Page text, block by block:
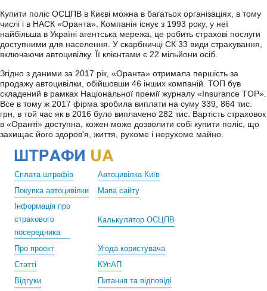
Купити поліс ОСЦПВ в Києві можна в багатьох організаціях, в тому
числі і в НАСК «Оранта». Компанія існує з 1993 року, у неї
найбільша в Україні агентська мережа, це робить страхові послуги
доступними для населення. У скарбничці СК 33 види страхування,
включаючи автоцивілку. Її клієнтами є 22 мільйони осіб.
Згідно з даними за 2017 рік, «Оранта» отримала першість за
продажу автоцивілки, обійшовши 46 інших компаній. ТОП був
складений в рамках Національної премії журналу «Insurance TOP».
Все в тому ж 2017 фірма зробила виплати на суму 339, 864 тис.
грн, в той час як в 2016 було виплачено 282 тис. Вартість страховок
в «Оранті» доступна, кожен може дозволити собі купити поліс, що
захищає його здоров'я, життя, рухоме і нерухоме майно.
Про проект
Статті
Угода користувача
КУпАП
Відгуки
Питання та відповіді
Сплата штрафів
Автоцивілка Київ
Покупка автоцивілки
Мапа сайту
Інформація про
страхового
посередника
Калькулятор ОСЦПВ